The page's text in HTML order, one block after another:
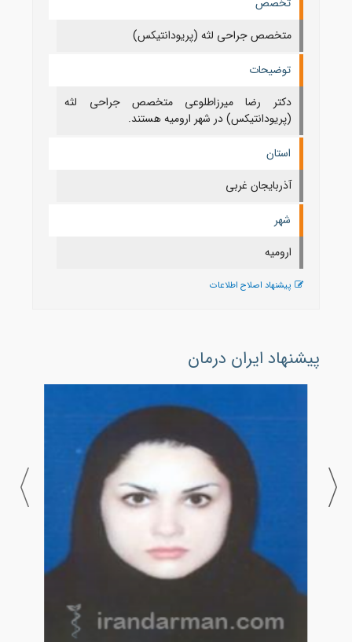
متخصص جراحی لثه (پریودانتیکس)
توضیحات
دکتر رضا میرزاطلوعی متخصص جراحی لثه
(پریودانتیکس) در شهر ارومیه هستند.
استان
آذربايجان غربی
شهر
اروميه
پیشنهاد اصلاح اطلاعات
پیشنهاد ایران درمان